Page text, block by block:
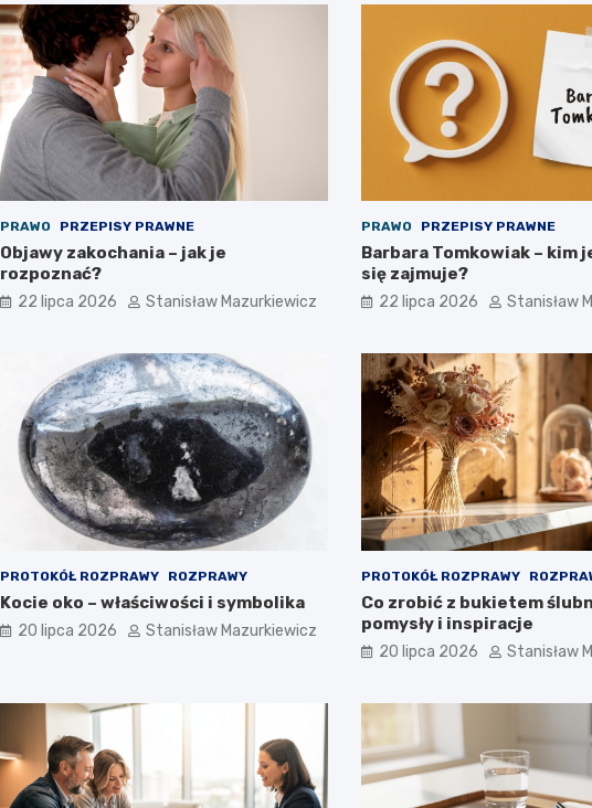
PRAWO PRZEPISY PRAWNE
Objawy zakochania – jak je
rozpoznać?
22 lipca 2026 Stanisław Mazurkiewicz
PRAWO PRZEPISY PRAWNE
Barbara Tomkowiak – kim
się zajmuje?
22 lipca 2026 Stanisław
PROTOKÓŁ ROZPRAWY ROZPRAWY
Kocie oko – właściwości i symbolika
20 lipca 2026 Stanisław Mazurkiewicz
PROTOKÓŁ ROZPRAWY
Co zrobić z bukietem
pomysły i inspiracje
20 lipca 2026 Stanisław